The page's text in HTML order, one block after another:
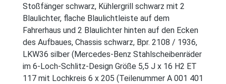
Stoßfänger schwarz, Kühlergrill schwarz mit 2
Blaulichter, flache Blaulichtleiste auf dem
Fahrerhaus und 2 Blaulichter hinten auf den Ecken
des Aufbaues, Chassis schwarz, Bpr. 2108 / 1936,
LKW36 silber (Mercedes-Benz Stahlscheibenräder
im 6-Loch-Schlitz-Design Größe 5,5 J x 16 H2 ET
117 mit Lochkreis 6 x 205 (Teilenummer A 001 401